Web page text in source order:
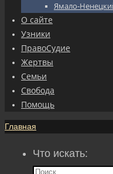
Ямало-
О сайте
Узники
ПравоСудие
Жертвы
Семьи
Свобода
Помощь
Главная
Что искать: